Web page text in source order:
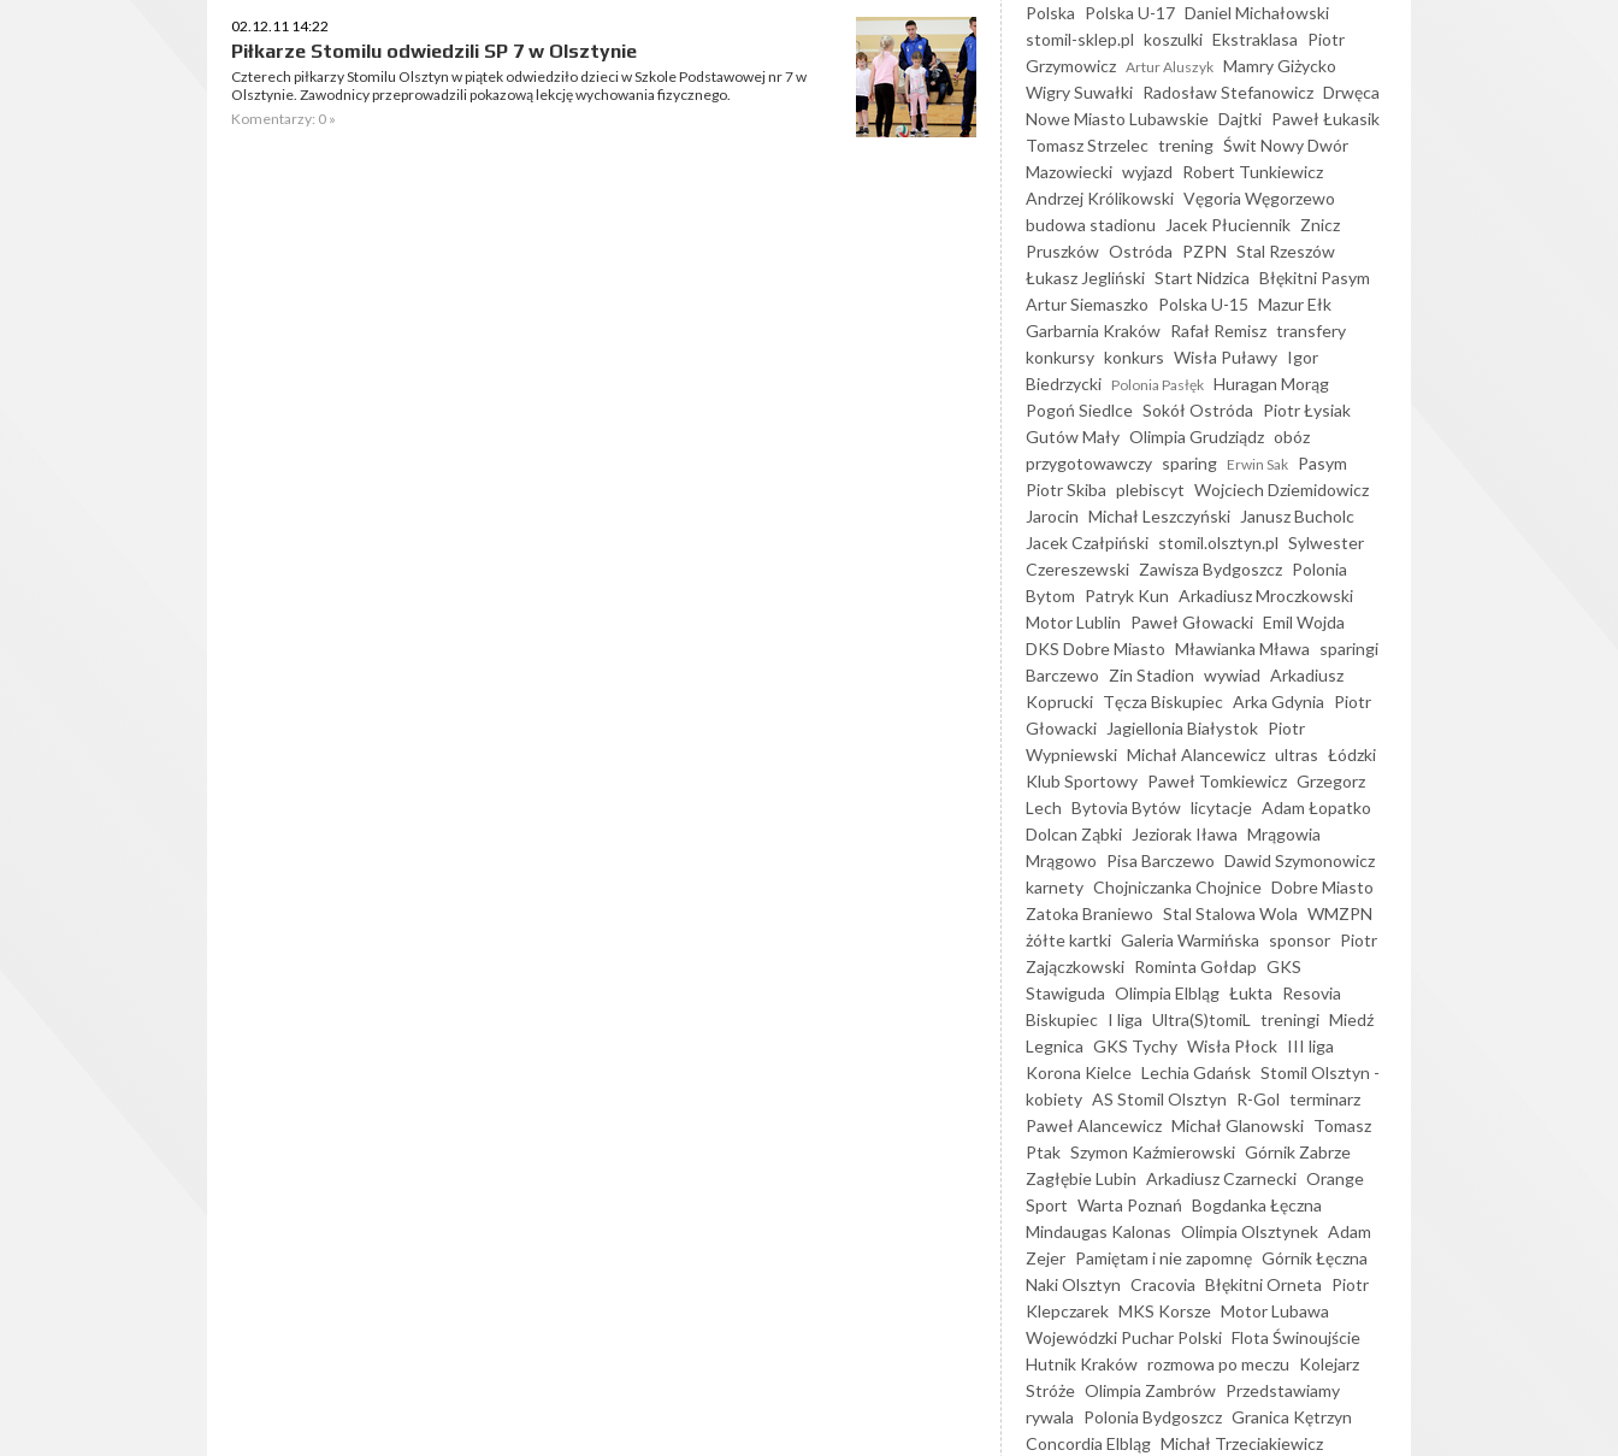
02.12.11 14:22
Piłkarze Stomilu odwiedzili SP 7 w Olsztynie
Czterech piłkarzy Stomilu Olsztyn w piątek odwiedziło dzieci w Szkole Podstawowej nr 7 w
Olsztynie. Zawodnicy przeprowadzili pokazową lekcję wychowania fizycznego.
Komentarzy: 0 »
Polska Polska U-17 Daniel Michałowski
stomil-sklep.pl koszulki Ekstraklasa Piotr
Grzymowicz Artur Aluszyk Mamry Giżycko
Wigry Suwałki Radosław Stefanowicz Drwęca
Nowe Miasto Lubawskie Dajtki Paweł Łukasik
Tomasz Strzelec trening Świt Nowy Dwór
Mazowiecki wyjazd Robert Tunkiewicz
Andrzej Królikowski Vęgoria Węgorzewo
budowa stadionu
Jacek Płuciennik Znicz
Pruszków Ostróda PZPN Stal Rzeszów
Łukasz Jegliński Start Nidzica Błękitni Pasym
Artur Siemaszko Polska U-15 Mazur Ełk
Garbarnia Kraków Rafał Remisz transfery
konkursy konkurs Wisła Puławy Igor
Biedrzycki Polonia Pasłęk Huragan Morąg
Pogoń Siedlce Sokół Ostróda Piotr Łysiak
Gutów Mały Olimpia Grudziądz obóz
przygotowawczy sparing Erwin Sak Pasym
Piotr Skiba plebiscyt Wojciech Dziemidowicz
Jarocin Michał Leszczyński
Janusz Bucholc
Jacek Czałpiński stomil.olsztyn.pl Sylwester
Czereszewski Zawisza Bydgoszcz Polonia
Bytom Patryk Kun Arkadiusz Mroczkowski
Motor Lublin Paweł Głowacki Emil Wojda
DKS Dobre Miasto Mławianka Mława sparingi
Barczewo Zin Stadion wywiad Arkadiusz
Koprucki Tęcza Biskupiec Arka Gdynia Piotr
Głowacki
Jagiellonia Białystok Piotr
Wypniewski Michał Alancewicz ultras Łódzki
Klub Sportowy Paweł Tomkiewicz Grzegorz
Lech Bytovia Bytów licytacje Adam Łopatko
Dolcan Ząbki
Jeziorak Iława Mrągowia
Mrągowo Pisa Barczewo Dawid Szymonowicz
karnety Chojniczanka Chojnice Dobre Miasto
Zatoka Braniewo Stal Stalowa Wola WMZPN
żółte kartki Galeria Warmińska sponsor Piotr
Zajączkowski Rominta Gołdap GKS
Stawiguda Olimpia Elbląg Łukta Resovia
Biskupiec I liga Ultra(S)tomiL treningi Miedź
Legnica GKS Tychy Wisła Płock III liga
Korona Kielce Lechia Gdańsk Stomil Olsztyn -
kobiety AS Stomil Olsztyn R-Gol terminarz
Paweł Alancewicz Michał Glanowski Tomasz
Ptak Szymon Kaźmierowski Górnik Zabrze
Zagłębie Lubin Arkadiusz Czarnecki Orange
Sport Warta Poznań Bogdanka Łęczna
Mindaugas Kalonas Olimpia Olsztynek Adam
Zejer Pamiętam i nie zapomnę Górnik Łęczna
Naki Olsztyn Cracovia Błękitni Orneta Piotr
Klepczarek MKS Korsze Motor Lubawa
Wojewódzki Puchar Polski Flota Świnoujście
Hutnik Kraków rozmowa po meczu Kolejarz
Stróże Olimpia Zambrów Przedstawiamy
rywala Polonia Bydgoszcz Granica Kętrzyn
Concordia Elbląg Michał Trzeciakiewicz